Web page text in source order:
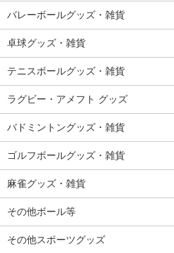
バレーボールグッズ・雑貨
卓球グッズ・雑貨
テニスボールグッズ・雑貨
ラグビー・アメフト グッズ
バドミントングッズ・雑貨
ゴルフボールグッズ・雑貨
麻雀グッズ・雑貨
その他ボール等
その他スポーツグッズ